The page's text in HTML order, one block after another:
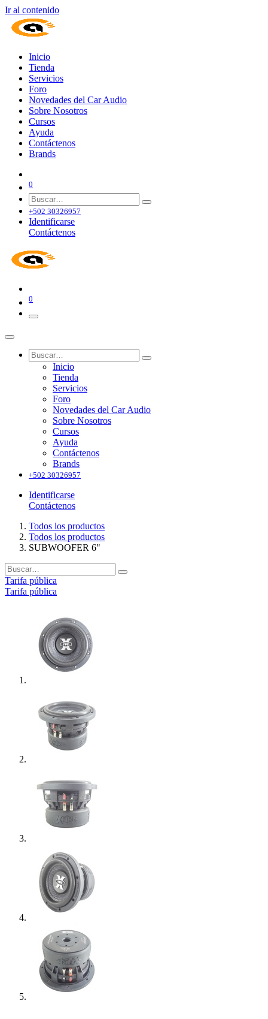
Ir al contenido
Inicio
Tienda
Servicios
Foro
Novedades del Car Audio
Sobre Nosotros
Cursos
Ayuda
Contáctenos
Brands
0
+502 30326957
Identificarse
Contáctenos
0
Inicio
Tienda
Servicios
Foro
Novedades del Car Audio
Sobre Nosotros
Cursos
Ayuda
Contáctenos
Brands
+502 30326957
Identificarse
Contáctenos
Todos los productos
Todos los productos
SUBWOOFER 6"
Tarifa pública
Tarifa pública